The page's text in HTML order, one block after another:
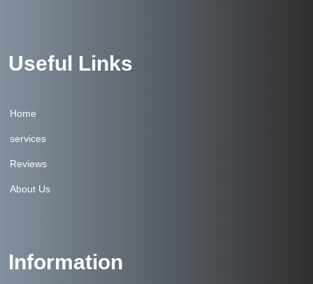
Useful Links
Home
services
Reviews
About Us
Information